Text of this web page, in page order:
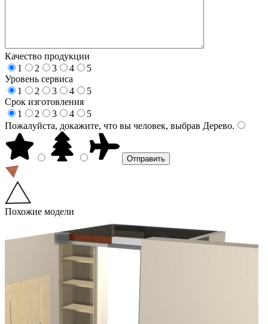
Качество продукции
1
2 3 4
5
Уровень сервиса
1
2 3 4
5
Срок изготовления
1
2 3 4
5
Пожалуйста, докажите, что вы человек, выбрав Дерево.
Похожие модели